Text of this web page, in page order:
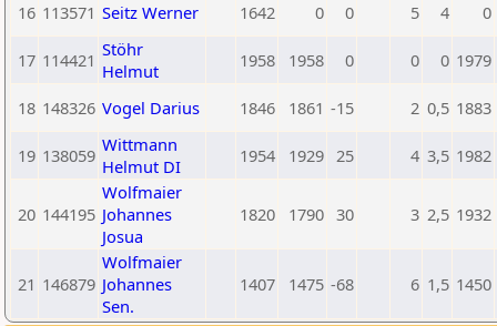
16 113571 Seitz Werner 1642 0 0 5 4 0
17 114421 Stöhr
Helmut
1958 1958 0 0 0 1979
18 148326 Vogel Darius 1846 1861 -15 2 0,5 1883
19 138059 Wittmann
Helmut DI
1954 1929 25 4 3,5 1982
20 144195
Wolfmaier
Johannes
Josua
1820 1790 30 3 2,5 1932
21 146879
Wolfmaier
Johannes
Sen.
1407 1475 -68 6 1,5 1450